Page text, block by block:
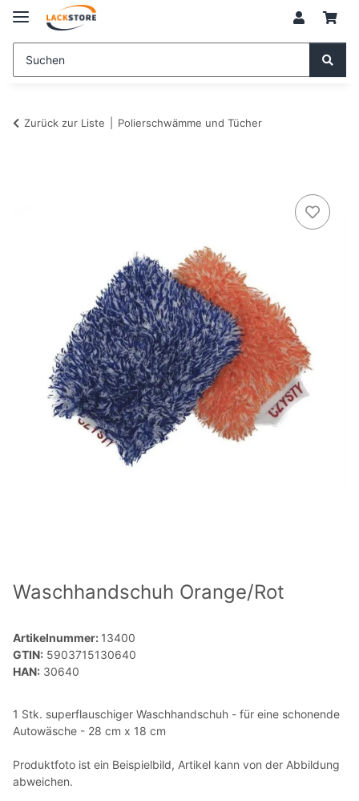
Zurück zur Liste Polierschwämme und Tücher
Waschhandschuh Orange/Rot
Artikelnummer: 13400
GTIN: 5903715130640
HAN: 30640
1 Stk. superflauschiger Waschhandschuh - für eine schonende
Autowäsche - 28 cm x 18 cm
Produktfoto ist ein Beispielbild, Artikel kann von der Abbildung
abweichen.